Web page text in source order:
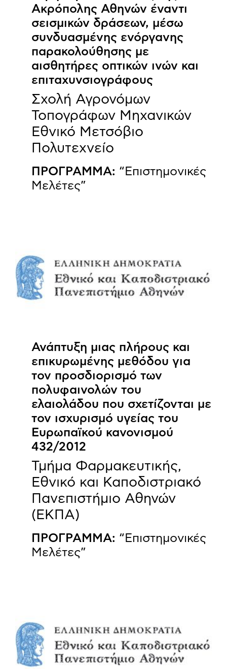
Ακρόπολης Αθηνών έναντι
σεισμικών δράσεων, μέσω
συνδυασμένης ενόργανης
παρακολούθησης με
αισθητήρες οπτικών ινών και
επιταχυνσιογράφους
Σχολή Αγρονόμων
Τοπογράφων Μηχανικών
Εθνικό Μετσόβιο
Πολυτεχνείο
ΠΡΟΓΡΑΜΜΑ: “Επιστημονικές
Μελέτες”
Ανάπτυξη μιας πλήρους και
επικυρωμένης μεθόδου για
τον προσδιορισμό των
πολυφαινολών του
ελαιολάδου που σχετίζονται με
τον ισχυρισμό υγείας του
Ευρωπαϊκού κανονισμού
432/2012
Τμήμα Φαρμακευτικής,
Εθνικό και Καποδιστριακό
Πανεπιστήμιο Αθηνών
(ΕΚΠΑ)
ΠΡΟΓΡΑΜΜΑ: “Επιστημονικές
Μελέτες”